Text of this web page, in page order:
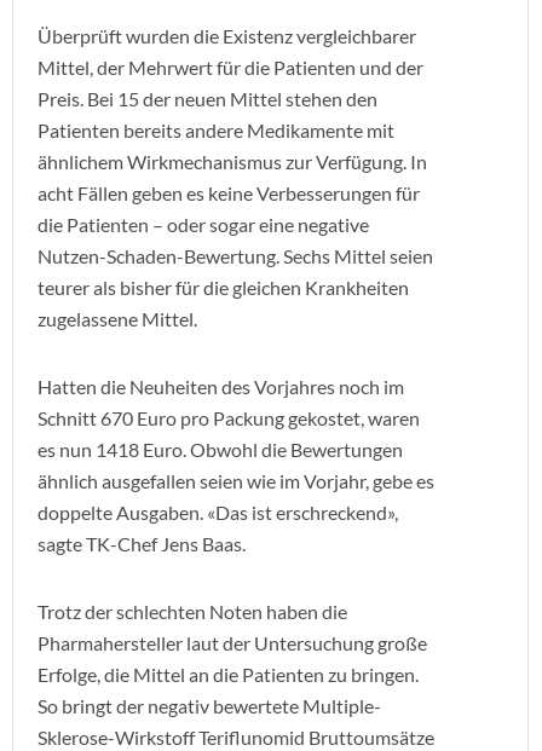
Überprüft wurden die Existenz vergleichbarer
Mittel, der Mehrwert für die Patienten und der
Preis. Bei 15 der neuen Mittel stehen den
Patienten bereits andere Medikamente mit
ähnlichem Wirkmechanismus zur Verfügung. In
acht Fällen geben es keine Verbesserungen für
die Patienten – oder sogar eine negative
Nutzen-Schaden-Bewertung. Sechs Mittel seien
teurer als bisher für die gleichen Krankheiten
zugelassene Mittel.
Hatten die Neuheiten des Vorjahres noch im
Schnitt 670 Euro pro Packung gekostet, waren
es nun 1418 Euro. Obwohl die Bewertungen
ähnlich ausgefallen seien wie im Vorjahr, gebe es
doppelte Ausgaben. «Das ist erschreckend»,
sagte TK-Chef Jens Baas.
Trotz der schlechten Noten haben die
Pharmahersteller laut der Untersuchung große
Erfolge, die Mittel an die Patienten zu bringen.
So bringt der negativ bewertete Multiple-
Sklerose-Wirkstoff Teriflunomid Bruttoumsätze